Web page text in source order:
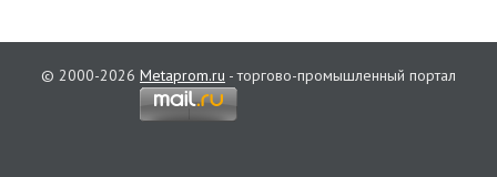
© 2000-2026 Metaprom.ru - торгово-промышленный портал